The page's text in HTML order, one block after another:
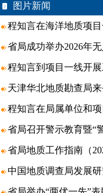
图片新闻
程知言在海洋地质项
省局成功举办2026年
程知言到项目一线开
天津华北地质勘查局
程知言在局属单位和
省局召开警示教育暨“
省局地质工作指南（
中国地质调查局发展